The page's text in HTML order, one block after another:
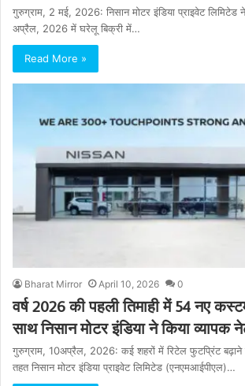
गुरुग्राम, 2 मई, 2026: निसान मोटर इंडिया प्राइवेट लिमिटेड
अप्रैल, 2026 में घरेलू बिक्री में…
Read More »
Bharat Mirror April 10, 2026 0
वर्ष 2026 की पहली तिमाही में 54 नए
साथ निसान मोटर इंडिया ने किया व्यापक
गुरुग्राम, 10अप्रैल, 2026: कई शहरों में रिटेल फुटप्रिंट बढ़ाने
तहत निसान मोटर इंडिया प्राइवेट लिमिटेड (एनएमआईपीएल)…